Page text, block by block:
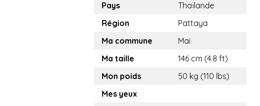
Pays
Thaïlande
Région
Pattaya
Ma commune
Mai
Ma taille
146 cm (4.8 ft)
Mon poids
50 kg (110 lbs)
Mes yeux